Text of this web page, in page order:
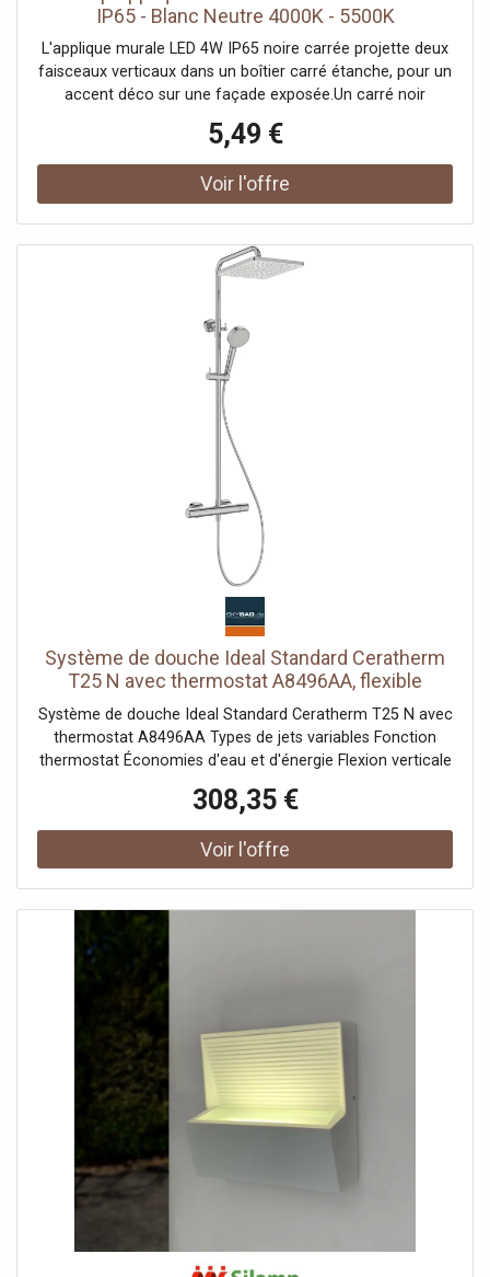
IP65 - Blanc Neutre 4000K - 5500K
L'applique murale LED 4W IP65 noire carrée projette deux
faisceaux verticaux dans un boîtier carré étanche, pour un
accent déco sur une façade exposée.Un carré noir
le haut et vers le bas, dessinant deux nappes sur le mur.
Sa finition noire et sa conception étanche en font un
accent design résistant aux intempéries. Elle rejoint notre
gamme d'appliques extérieures noires.Un accent
rendu fidèle (IRC Ra 80), créent un effet d'ambiance
graphique plutôt qu'un éclairage puissant. Ses 4W
moindre coût.Indice IP65, pleinement extérieurSon IP65 la
protège totalement de la poussière et des jets d'eau, ce
qui l'autorise sur un mur directement exposé à la pluie,
contrairement à un modèle IP44 réservé à l'abri. Elle se
pose en saillie et se raccorde au secteur 220-240V,
alimentation coupée au tableau.Consommation et
garantieTrès sobre, elle anime une façade toute la soirée
pour une dépense minime. Prévue pour environ 25 000
heures, elle limite les remplacements. Sa petite taille
permet de la multiplier discrètement le long d'une façade
pour un rythme d'accents. Sa fixation en saillie ne
demande aucun encastrement. Certifiée CE & RoHS, elle
est garantie 2 ans.
5,49 €
Système de douche Ideal Standard Ceratherm
T25 N avec thermostat A8496AA, flexible
vertical exposé, économie d'eau et d'énergie,
chrome
Système de douche Ideal Standard Ceratherm T25 N avec
thermostat A8496AA Types de jets variables Fonction
thermostat Économies d'eau et d'énergie Flexion verticale
Douchette à main réglable en hauteur Débit maximal à 3
bars (l/min) : 12 Débit maximal à 3 bar (l/min) pour toutes
les sorties : 8/12 Débit à 3 bar (l) - douchette : 8 Débit à 3
mur contient Douche de tête 260x260x54 mm en chromé
Douchette multifonction 100x232 mm en chromé Flexible
de douche 1750 mm en chromé
308,35 €